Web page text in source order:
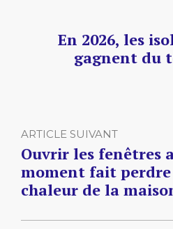
En 2026, les
gagnent du
ARTICLE SUIVANT
Ouvrir les fenêtres
moment fait
chaleur de la